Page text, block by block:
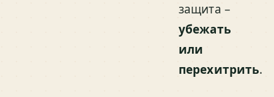
защита –
убежать
или
перехитрить.